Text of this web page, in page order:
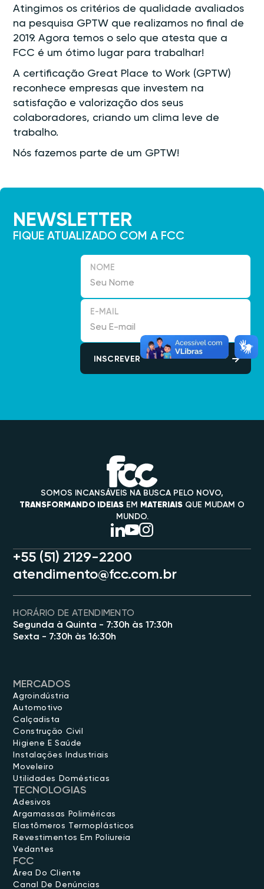
Atingimos os critérios de qualidade avaliados
na pesquisa GPTW que realizamos no final de
2019. Agora temos o selo que atesta que a
FCC é um ótimo lugar para trabalhar!
A certificação Great Place to Work (GPTW)
reconhece empresas que investem na
satisfação e valorização dos seus
colaboradores, criando um clima leve de
trabalho.
Nós fazemos parte de um GPTW!
NEWSLETTER
FIQUE ATUALIZADO COM A FCC
NOME
E-MAIL
SOMOS INCANSÁVEIS NA BUSCA PELO NOVO,
TRANSFORMANDO IDEIAS EM MATERIAIS QUE MUDAM O
MUNDO.
MERCADOS
Agroindústria
Automotivo
Calçadista
Construção Civil
Higiene E Saúde
Instalações Industriais
Moveleiro
Utilidades Domésticas
TECNOLOGIAS
Adesivos
Argamassas Poliméricas
Elastômeros Termoplásticos
Revestimentos Em Poliureia
Vedantes
FCC
Área Do Cliente
Canal De Denúncias
+55 (51) 2129-2200
atendimento@fcc.com.br
HORÁRIO DE ATENDIMENTO
Segunda à Quinta - 7:30h às 17:30h
Sexta - 7:30h às 16:30h